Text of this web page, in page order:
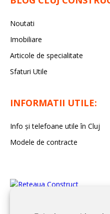
Noutati
Imobiliare
Articole de specialitate
Sfaturi Utile
INFORMATII UTILE:
Info și telefoane utile în Cluj
Modele de contracte